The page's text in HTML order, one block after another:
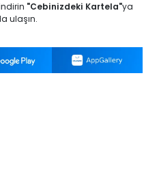
"Cebinizdeki Kartela"ya
ulaşın.